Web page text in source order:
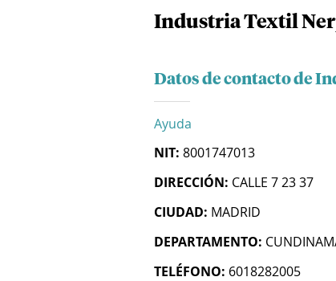
Industria Textil
Datos de contacto de
Ayuda
NIT: 8001747013
DIRECCIÓN: CALLE 7 23 37
CIUDAD: MADRID
DEPARTAMENTO:
TELÉFONO: 6018282005